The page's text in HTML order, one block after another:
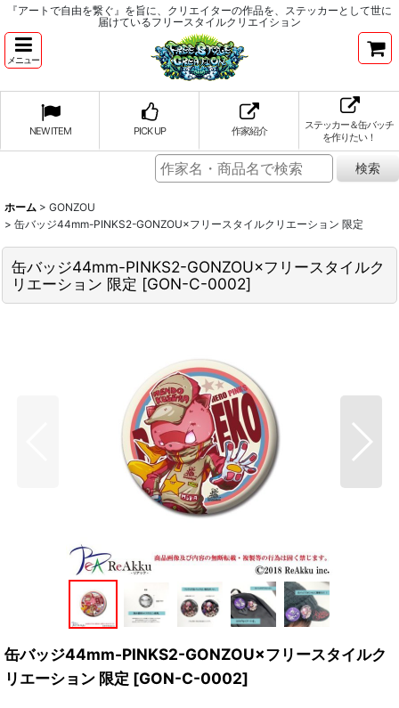
『アートで自由を繋ぐ』を旨に、クリエイターの作品を、ステッカーとして世に
届けているフリースタイルクリエイション
メニュー
NEW ITEM PICK UP 作家紹介
ステッカー＆缶バッチ
を作りたい！
ホーム > GONZOU
> 缶バッジ44mm-PINKS2-GONZOU×フリースタイルクリエーション 限定
缶バッジ44mm-PINKS2-GONZOU×フリースタイルク
リエーション 限定 [GON-C-0002]
缶バッジ44mm-PINKS2-GONZOU×フリースタイルク
リエーション 限定 [GON-C-0002]